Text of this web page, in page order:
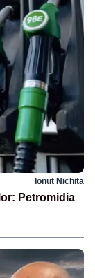
Ionuț Nichita
Petromidia